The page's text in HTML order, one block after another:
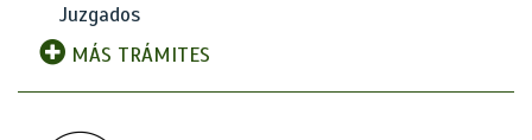
Juzgados
MÁS TRÁMITES